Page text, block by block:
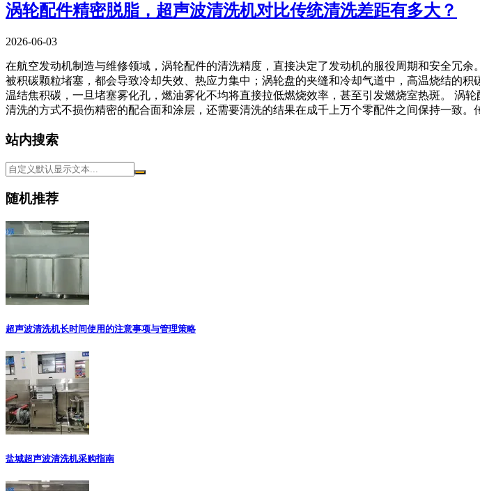
涡轮配件精密脱脂，超声波清洗机对比传统清洗差距有多大？
2026-06-03
在航空发动机制造与维修领域，涡轮配件的清洗精度，直接决定了发动机的服役周期和安全
被积碳颗粒堵塞，都会导致冷却失效、热应力集中；涡轮盘的夹缝和冷却气道中，高温烧结的
温结焦积碳，一旦堵塞雾化孔，燃油雾化不均将直接拉低燃烧效率，甚至引发燃烧室热斑。 涡
清洗的方式不损伤精密的配合面和涂层，还需要清洗的结果在成千上万个零配件之间保持一致
站内搜索
随机推荐
超声波清洗机长时间使用的注意事项与管理策略
盐城超声波清洗机采购指南